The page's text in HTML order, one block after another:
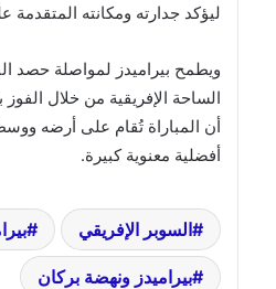
ليؤكد جدارته ومكانته المتقدمة
ويطمح بيراميدز لمواصلة حصد
الساحة الإفريقية من خلال
أن المباراة تُقام على أرضه
أفضلية معنوية كبيرة.
السوبر الإفريقي
بيراميدز ونهضة بركان